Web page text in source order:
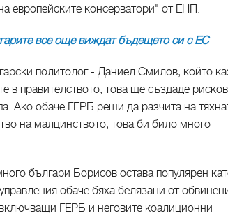
европейските консерватори" от ЕНП.
все още виждат бъдещето си с ЕС
политолог - Даниел Смилов, който
в правителството, това ще създаде
Ако обаче ГЕРБ реши да разчита на
на малцинството, това би било много
българи Борисов остава популярен
обаче бяха белязани от
ГЕРБ и неговите коалиционни